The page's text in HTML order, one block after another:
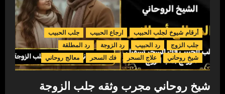
أرقام شيوخ لجلب الحبيب ارجاع الحبيب
جلب الحبيب
جلب الزوج
رد الحبيب رد الزوجة
رد المطلقة
شيخ روحاني
علاج السحر فك السحر معالج روحاني
شيخ روحاني مجرب وثقه جلب الزوجة